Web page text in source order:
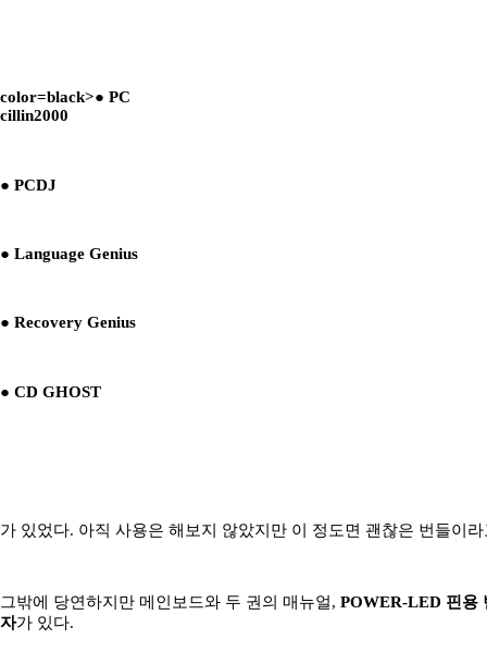
color=black>● PC
cillin2000
● PCDJ
● Language Genius
● Recovery Genius
● CD GHOST
가 있었다. 아직 사용은 해보지 않았지만 이 정도면 괜찮은 번들이
그밖에 당연하지만 메인보드와 두 권의 매뉴얼, POWER-LED 핀용
자가 있다.